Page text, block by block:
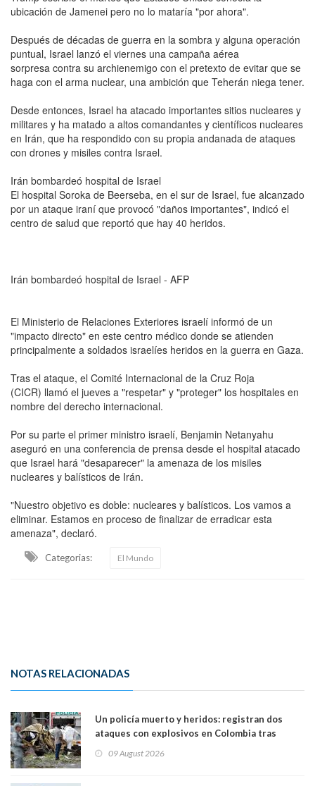
ubicación de Jamenei pero no lo mataría "por ahora".
Después de décadas de guerra en la sombra y alguna operación
puntual, Israel lanzó el viernes una campaña aérea
sorpresa contra su archienemigo con el pretexto de evitar que se
haga con el arma nuclear, una ambición que Teherán niega tener.
Desde entonces, Israel ha atacado importantes sitios nucleares y
militares y ha matado a altos comandantes y científicos nucleares
en Irán, que ha respondido con su propia andanada de ataques
con drones y misiles contra Israel.
Irán bombardeó hospital de Israel
El hospital Soroka de Beerseba, en el sur de Israel, fue alcanzado
por un ataque iraní que provocó "daños importantes", indicó el
centro de salud que reportó que hay 40 heridos.
Irán bombardeó hospital de Israel - AFP
El Ministerio de Relaciones Exteriores israelí informó de un
"impacto directo" en este centro médico donde se atienden
principalmente a soldados israelíes heridos en la guerra en Gaza.
Tras el ataque, el Comité Internacional de la Cruz Roja
(CICR) llamó el jueves a "respetar" y "proteger" los hospitales en
nombre del derecho internacional.
Por su parte el primer ministro israelí, Benjamin Netanyahu
aseguró en una conferencia de prensa desde el hospital atacado
que Israel hará "desaparecer" la amenaza de los misiles
nucleares y balísticos de Irán.
"Nuestro objetivo es doble: nucleares y balísticos. Los vamos a
eliminar. Estamos en proceso de finalizar de erradicar esta
amenaza", declaró.
Categorias: El Mundo
NOTAS RELACIONADAS
Un policía muerto y heridos: registran dos
ataques con explosivos en Colombia tras
09 August 2026